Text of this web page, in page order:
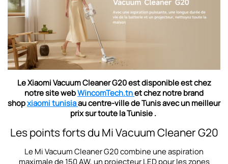
LeXiaomi Vacuum Cleaner G20 estdisponible estchez
notre site webWincomTech.tnet chez notre brand
shopxiaomi tunisiaau centre-ville de Tunis avec un meilleur
prix sur toute la Tunisie .
Les points forts du Mi Vacuum Cleaner G20
Le Mi Vacuum Cleaner G20 combine une aspiration
maximale de 150 AW, un projecteur LED pour les zones